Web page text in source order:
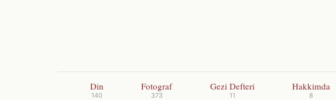
Din
140
Fotograf
373
Gezi Defteri
11
Hakkimda
8